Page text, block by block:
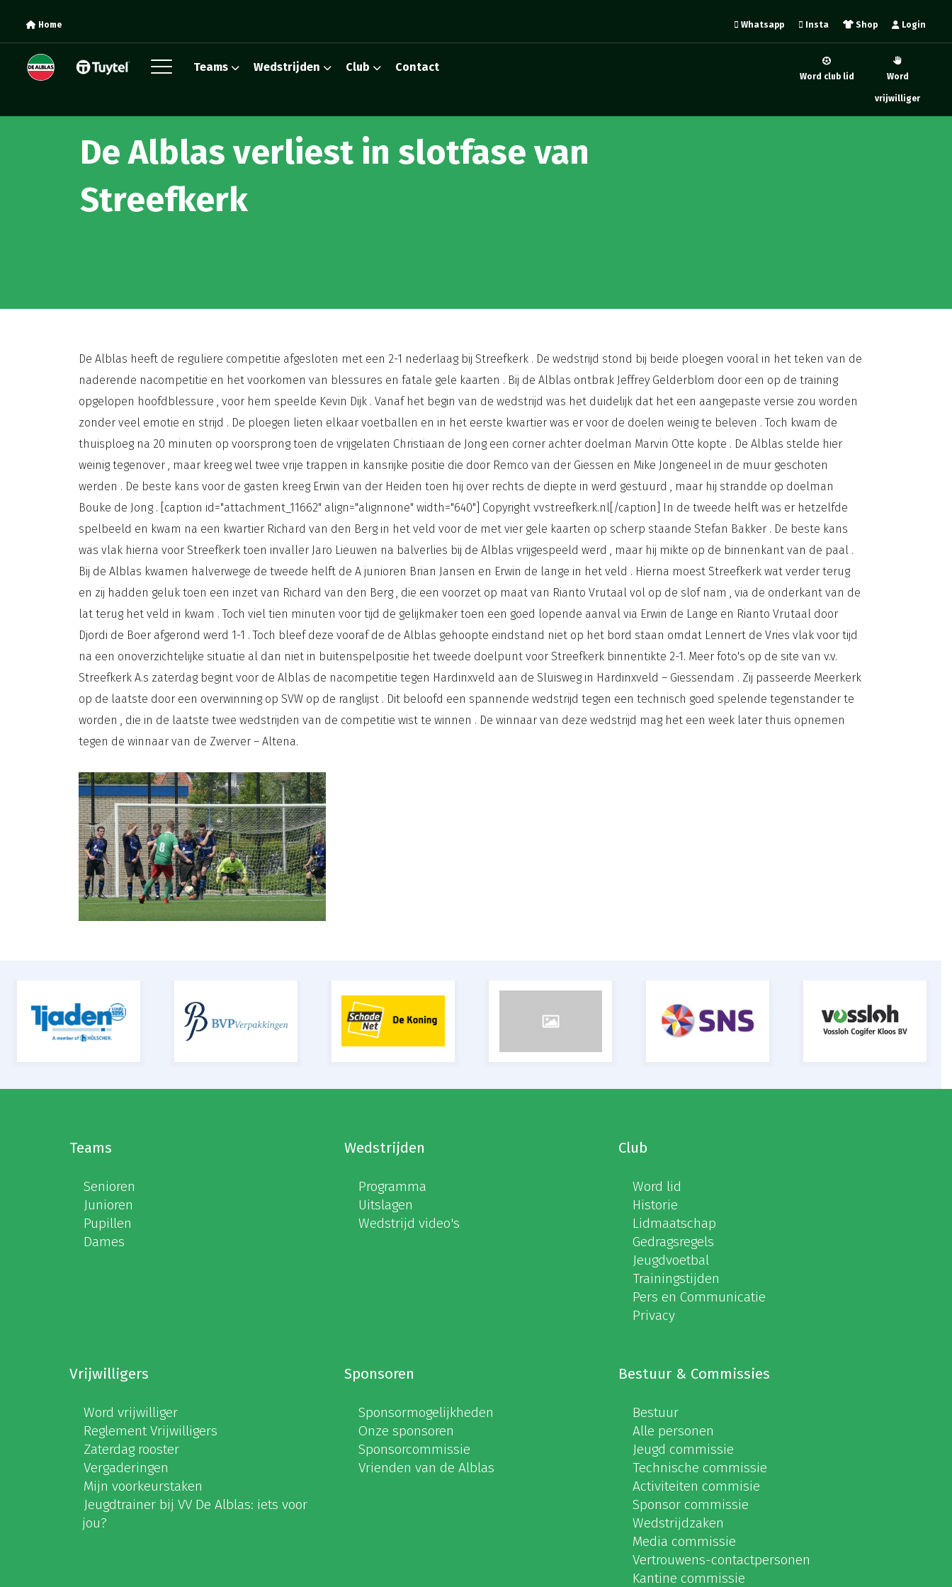
Home Login
Shop
Insta
Whatsapp
Teams Wedstrijden Club Contact
Word
vrijwilliger
Word club lid
De Alblas verliest in slotfase van
Streefkerk
De Alblas heeft de reguliere competitie afgesloten met een 2-1 nederlaag bij Streefkerk . De wedstrijd stond bij beide ploegen vooral in het teken van de
naderende nacompetitie en het voorkomen van blessures en fatale gele kaarten . Bij de Alblas ontbrak Jeffrey Gelderblom door een op de training
opgelopen hoofdblessure , voor hem speelde Kevin Dijk . Vanaf het begin van de wedstrijd was het duidelijk dat het een aangepaste versie zou worden
zonder veel emotie en strijd . De ploegen lieten elkaar voetballen en in het eerste kwartier was er voor de doelen weinig te beleven . Toch kwam de
thuisploeg na 20 minuten op voorsprong toen de vrijgelaten Christiaan de Jong een corner achter doelman Marvin Otte kopte . De Alblas stelde hier
weinig tegenover , maar kreeg wel twee vrije trappen in kansrijke positie die door Remco van der Giessen en Mike Jongeneel in de muur geschoten
werden . De beste kans voor de gasten kreeg Erwin van der Heiden toen hij over rechts de diepte in werd gestuurd , maar hij strandde op doelman
Bouke de Jong . [caption id="attachment_11662" align="alignnone" width="640"] Copyright vvstreefkerk.nl[/caption] In de tweede helft was er hetzelfde
spelbeeld en kwam na een kwartier Richard van den Berg in het veld voor de met vier gele kaarten op scherp staande Stefan Bakker . De beste kans
was vlak hierna voor Streefkerk toen invaller Jaro Lieuwen na balverlies bij de Alblas vrijgespeeld werd , maar hij mikte op de binnenkant van de paal .
Bij de Alblas kwamen halverwege de tweede helft de A junioren Brian Jansen en Erwin de lange in het veld . Hierna moest Streefkerk wat verder terug
en zij hadden geluk toen een inzet van Richard van den Berg , die een voorzet op maat van Rianto Vrutaal vol op de slof nam , via de onderkant van de
lat terug het veld in kwam . Toch viel tien minuten voor tijd de gelijkmaker toen een goed lopende aanval via Erwin de Lange en Rianto Vrutaal door
Djordi de Boer afgerond werd 1-1 . Toch bleef deze vooraf de de Alblas gehoopte eindstand niet op het bord staan omdat Lennert de Vries vlak voor tijd
na een onoverzichtelijke situatie al dan niet in buitenspelpositie het tweede doelpunt voor Streefkerk binnentikte 2-1. Meer foto's op de site van v.v.
StreefkerkA.s zaterdag begint voor de Alblas de nacompetitie tegen Hardinxveld aan de Sluisweg in Hardinxveld – Giessendam . Zij passeerde Meerkerk
op de laatste door een overwinning op SVW op de ranglijst . Dit beloofd een spannende wedstrijd tegen een technisch goed spelende tegenstander te
worden , die in de laatste twee wedstrijden van de competitie wist te winnen . De winnaar van deze wedstrijd mag het een week later thuis opnemen
tegen de winnaar van de Zwerver – Altena.
Teams
Senioren
Junioren
Pupillen
Dames
Wedstrijden
Programma
Uitslagen
Wedstrijd video's
Club
Word lid
Historie
Lidmaatschap
Gedragsregels
Jeugdvoetbal
Trainingstijden
Pers en Communicatie
Privacy
Vrijwilligers
Word vrijwilliger
Reglement Vrijwilligers
Zaterdag rooster
Vergaderingen
Mijn voorkeurstaken
Jeugdtrainer bij VV De Alblas: iets voor
jou?
Sponsoren
Sponsormogelijkheden
Onze sponsoren
Sponsorcommissie
Vrienden van de Alblas
Bestuur & Commissies
Bestuur
Alle personen
Jeugd commissie
Technische commissie
Activiteiten commisie
Sponsor commissie
Wedstrijdzaken
Media commissie
Vertrouwens-contactpersonen
Kantine commissie